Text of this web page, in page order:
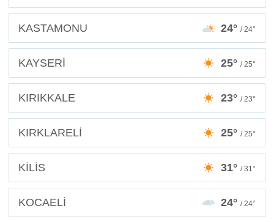
KASTAMONU 24° / 24°
KAYSERİ 25° / 25°
KIRIKKALE 23° / 23°
KIRKLARELİ 25° / 25°
KİLİS 31° / 31°
KOCAELİ 24° / 24°